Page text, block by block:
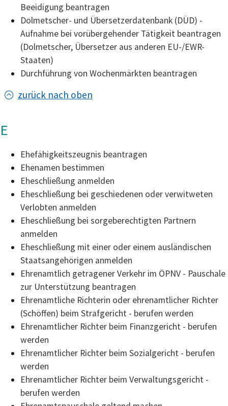
Beeidigung beantragen
Dolmetscher- und Übersetzerdatenbank (DÜD) -
Aufnahme bei vorübergehender Tätigkeit beantragen
(Dolmetscher, Übersetzer aus anderen EU-/EWR-
Staaten)
Durchführung von Wochenmärkten beantragen
zurück nach oben
E
Ehefähigkeitszeugnis beantragen
Ehenamen bestimmen
Eheschließung anmelden
Eheschließung bei geschiedenen oder verwitweten
Verlobten anmelden
Eheschließung bei sorgeberechtigten Partnern
anmelden
Eheschließung mit einer oder einem ausländischen
Staatsangehörigen anmelden
Ehrenamtlich getragener Verkehr im ÖPNV - Pauschale
zur Unterstützung beantragen
Ehrenamtliche Richterin oder ehrenamtlicher Richter
(Schöffen) beim Strafgericht - berufen werden
Ehrenamtlicher Richter beim Finanzgericht - berufen
werden
Ehrenamtlicher Richter beim Sozialgericht - berufen
werden
Ehrenamtlicher Richter beim Verwaltungsgericht -
berufen werden